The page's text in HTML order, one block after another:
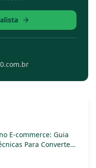
E-commerce: Guia
Para Converter